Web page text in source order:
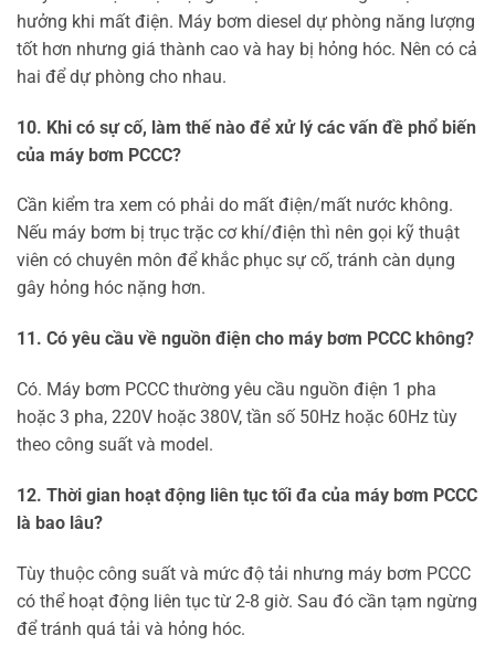
hưởng khi mất điện. Máy bơm diesel dự phòng năng lượng
tốt hơn nhưng giá thành cao và hay bị hỏng hóc. Nên có cả
hai để dự phòng cho nhau.
10. Khi có sự cố, làm thế nào để xử lý các vấn đề phổ biến
của máy bơm PCCC?
Cần kiểm tra xem có phải do mất điện/mất nước không.
Nếu máy bơm bị trục trặc cơ khí/điện thì nên gọi kỹ thuật
viên có chuyên môn để khắc phục sự cố, tránh càn dụng
gây hỏng hóc nặng hơn.
11. Có yêu cầu về nguồn điện cho máy bơm PCCC không?
Có. Máy bơm PCCC thường yêu cầu nguồn điện 1 pha
hoặc 3 pha, 220V hoặc 380V, tần số 50Hz hoặc 60Hz tùy
theo công suất và model.
12. Thời gian hoạt động liên tục tối đa của máy bơm PCCC
là bao lâu?
Tùy thuộc công suất và mức độ tải nhưng máy bơm PCCC
có thể hoạt động liên tục từ 2-8 giờ. Sau đó cần tạm ngừng
để tránh quá tải và hỏng hóc.